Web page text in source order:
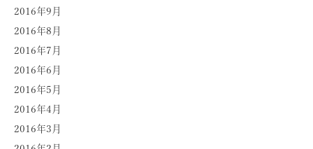
2016年9月
2016年8月
2016年7月
2016年6月
2016年5月
2016年4月
2016年3月